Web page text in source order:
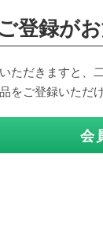
登録が
ただきますと、
をご登録いただ
会